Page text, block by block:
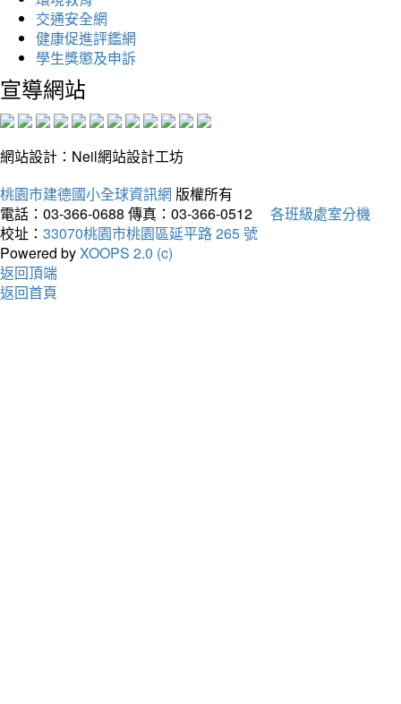
交通安全網
健康促進評鑑網
學生獎懲及申訴
宣導網站
網站設計：Neil網站設計工坊
桃園市建德國小全球資訊網 版權所有
電話：03-366-0688 傳真：03-366-0512
各班級處室分機
校址： 33070桃園市桃園區延平路 265 號
Powered byXOOPS 2.0 (c)
返回頂端
返回首頁